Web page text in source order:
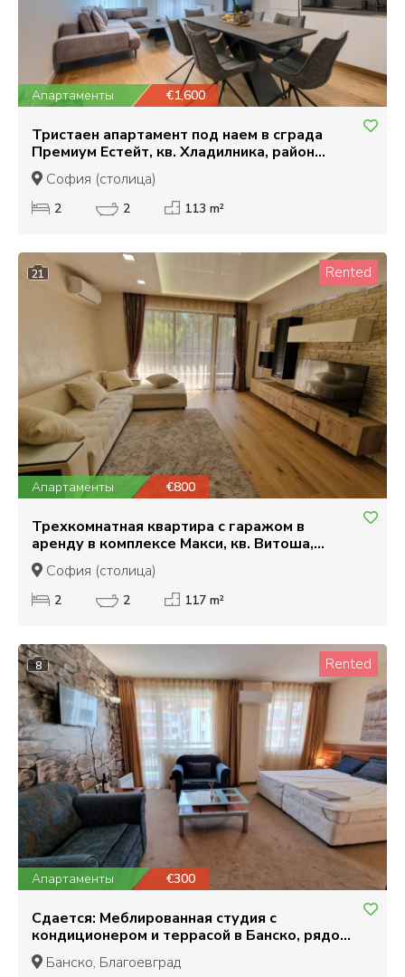
Апартаменты €1,600
Тристаен апартамент под наем в сграда
Премиум Естейт, кв. Хладилника, район
Лозенец
София (столица)
2 2 113 m²
21 Rented
Апартаменты €800
Трехкомнатная квартира с гаражом в
аренду в комплексе Макси, кв. Витоша,
София
София (столица)
2 2 117 m²
8 Rented
Апартаменты €300
Сдается: Меблированная студия с
кондиционером и террасой в Банско, рядом
с Кемпински
Банско, Благоевград